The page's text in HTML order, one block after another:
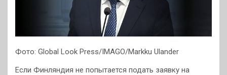
Фото: Global Look Press/IMAGO/Markku Ulander
Если Финляндия не попытается подать заявку на